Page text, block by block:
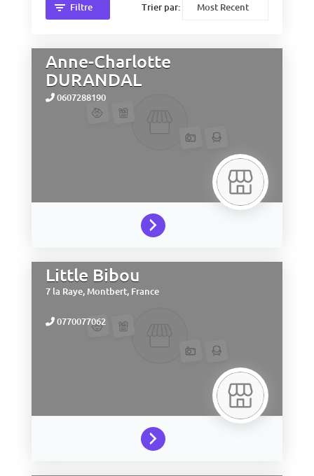
Filtre Trier par:
Anne-Charlotte
DURANDAL
0607288190
Little Bibou
7 la Raye,Montbert,France
0770077062